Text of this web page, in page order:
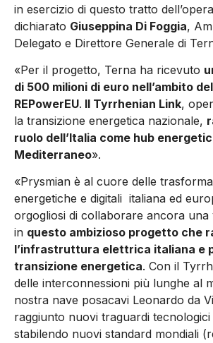
in esercizio di questo tratto
dichiarato Giuseppina Di Foggia,
Delegato e Direttore Generale di
«Per il progetto, Terna ha ricevuto
di 500 milioni di euro nell’ambito
REPowerEU. Il Tyrrhenian Link,
la transizione energetica nazionale,
ruolo dell’Italia come hub
Mediterraneo».
«Prysmian è al cuore delle
energetiche e digitali italiana ed
orgogliosi di collaborare ancora
in questo ambizioso progetto che
l’infrastruttura elettrica italiana e
transizione energetica. Con il
delle interconnessioni più lunghe al
nostra nave posacavi Leonardo da
raggiunto nuovi traguardi
stabilendo nuovi standard mondiali